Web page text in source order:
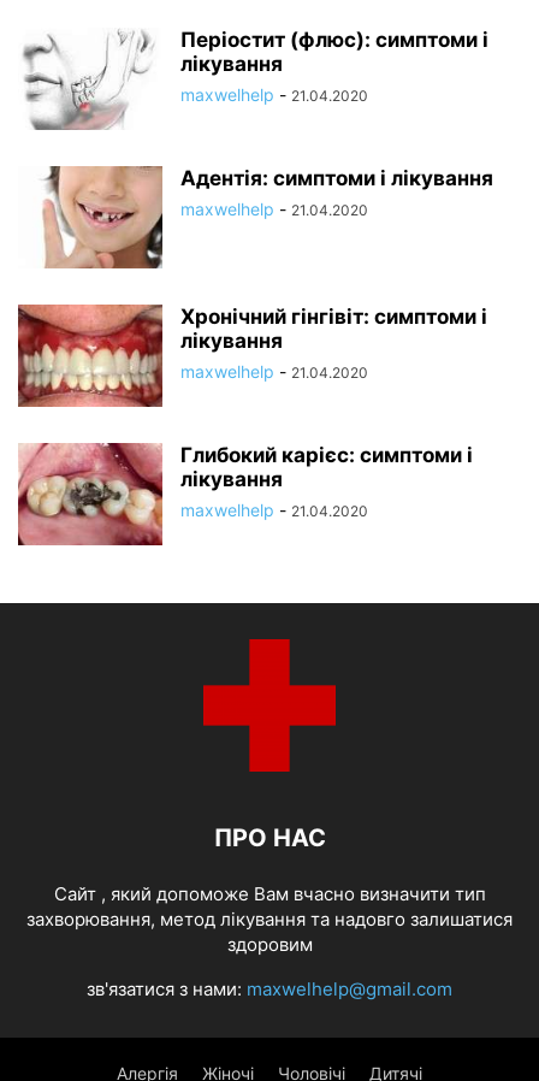
Періостит (флюс): симптоми і
лікування
maxwelhelp - 21.04.2020
Адентія: симптоми і лікування
maxwelhelp - 21.04.2020
Хронічний гінгівіт: симптоми і
лікування
maxwelhelp - 21.04.2020
Глибокий карієс: симптоми і
лікування
maxwelhelp - 21.04.2020
ПРО НАС
Cайт , який допоможе Вам вчасно визначити тип
захворювання, метод лікування та надовго залишатися
здоровим
зв'язатися з нами: maxwelhelp@gmail.com
Алергія Жіночі Чоловічі Дитячі